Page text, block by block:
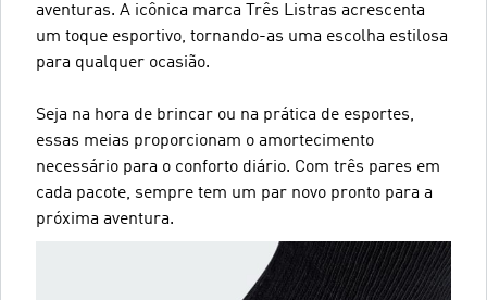
aventuras. A icônica marca Três Listras acrescenta
um toque esportivo, tornando-as uma escolha estilosa
para qualquer ocasião.
Seja na hora de brincar ou na prática de esportes,
essas meias proporcionam o amortecimento
necessário para o conforto diário. Com três pares em
cada pacote, sempre tem um par novo pronto para a
próxima aventura.